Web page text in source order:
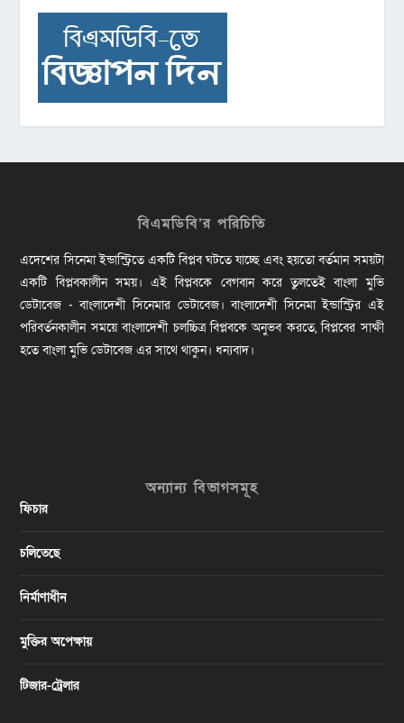
বিএমডিবি’র পরিচিতি
এদেশের সিনেমা ইন্ডাস্ট্রিতে একটি বিপ্লব ঘটতে যাচ্ছে এবং হয়তো বর্তমান সময়টা
একটি বিপ্লবকালীন সময়। এই বিপ্লবকে বেগবান করে তুলতেই বাংলা মুভি
ডেটাবেজ - বাংলাদেশী সিনেমার ডেটাবেজ। বাংলাদেশী সিনেমা ইন্ডাস্ট্রির এই
পরিবর্তনকালীন সময়ে বাংলাদেশী চলচ্চিত্র বিপ্লবকে অনুভব করতে, বিপ্লবের সাক্ষী
হতে বাংলা মুভি ডেটাবেজ এর সাথে থাকুন। ধন্যবাদ।
অন্যান্য বিভাগসমূহ
ফিচার
চলিতেছে
নির্মাণাধীন
মুক্তির অপেক্ষায়
টিজার-ট্রেলার